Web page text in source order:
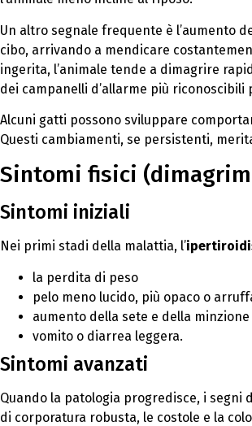
Un altro segnale frequente è l’aumento
cibo, arrivando a mendicare
ingerita, l’animale tende a dimagrire
dei campanelli d’allarme più
Alcuni gatti possono sviluppare
Questi cambiamenti, se persistenti,
Sintomi fisici
Sintomi iniziali
Nei primi stadi della malattia, l’
la perdita di peso
pelo meno lucido, più opaco o
aumento della sete e della minzione
vomito o diarrea leggera.
Sintomi avanzati
Quando la patologia progredisce, i
di corporatura robusta, le costole e la